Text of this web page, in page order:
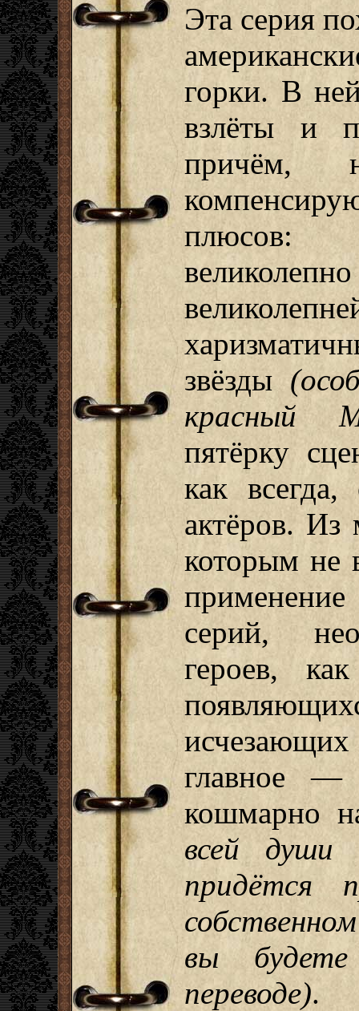
Эта серия
горки. В
взлёты и
причём,
плюсов:
звёзды
красный
пятёрку
как всегда,
актёров.
которым не
серий,
героев,
главное —
кошмарно
всей души
придётся
вы
переводе).